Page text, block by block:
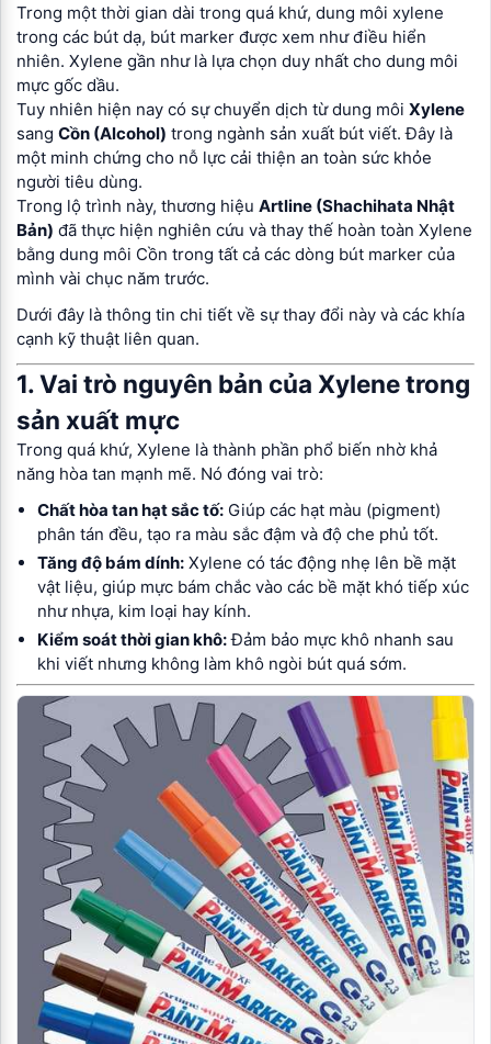
Trong một thời gian dài trong quá khứ, dung môi xylene
trong các bút dạ, bút marker được xem như điều hiển
nhiên. Xylene gần như là lựa chọn duy nhất cho dung môi
mực gốc dầu.
Tuy nhiên hiện nay có sự chuyển dịch từ dung môi Xylene
sang Cồn (Alcohol) trong ngành sản xuất bút viết. Đây là
một minh chứng cho nỗ lực cải thiện an toàn sức khỏe
người tiêu dùng.
Trong lộ trình này, thương hiệu Artline (Shachihata Nhật
Bản) đã thực hiện nghiên cứu và thay thế hoàn toàn Xylene
bằng dung môi Cồn trong tất cả các dòng bút marker của
mình vài chục năm trước.
Dưới đây là thông tin chi tiết về sự thay đổi này và các khía
cạnh kỹ thuật liên quan.
1. Vai trò nguyên bản của Xylene trong
sản xuất mực
Trong quá khứ, Xylene là thành phần phổ biến nhờ khả
năng hòa tan mạnh mẽ. Nó đóng vai trò:
Chất hòa tan hạt sắc tố:Giúp các hạt màu (pigment)
phân tán đều, tạo ra màu sắc đậm và độ che phủ tốt.
Tăng độ bám dính:Xylene có tác động nhẹ lên bề mặt
vật liệu, giúp mực bám chắc vào các bề mặt khó tiếp xúc
như nhựa, kim loại hay kính.
Kiểm soát thời gian khô:Đảm bảo mực khô nhanh sau
khi viết nhưng không làm khô ngòi bút quá sớm.